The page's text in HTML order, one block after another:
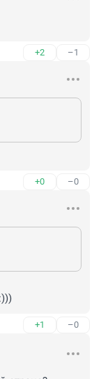
+2 –1
+0 –0
+1 –0